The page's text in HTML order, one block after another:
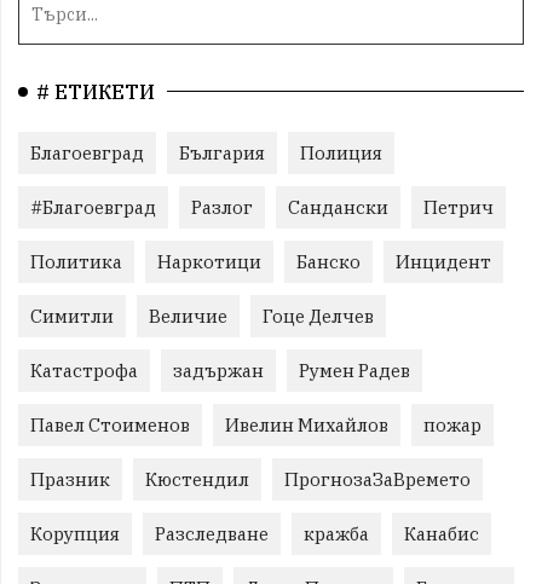
# ЕТИКЕТИ
Благоевград България Полиция
#Благоевград Разлог Сандански Петрич
Политика Наркотици Банско Инцидент
Симитли Величие Гоце Делчев
Катастрофа задържан Румен Радев
Павел Стоименов Ивелин Михайлов пожар
Празник Кюстендил ПрогнозаЗаВремето
Корупция Разследване кражба Канабис